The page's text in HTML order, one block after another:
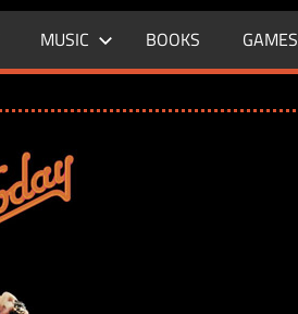
–
LIFE
MUSIC BOOKS GAMES